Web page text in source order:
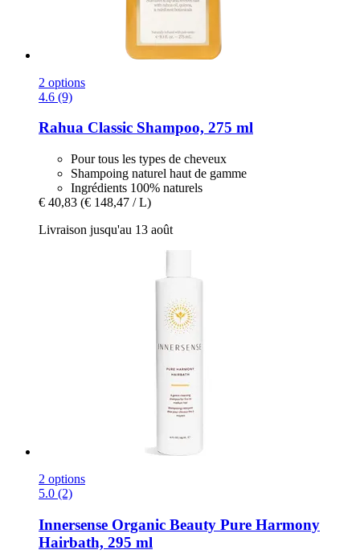
2 options
4.6 (9)
Rahua Classic Shampoo, 275 ml
Pour tous les types de cheveux
Shampoing naturel haut de gamme
Ingrédients 100% naturels
€ 40,83 (€ 148,47 / L)
Livraison jusqu'au 13 août
2 options
5.0 (2)
Innersense Organic Beauty Pure Harmony
Hairbath, 295 ml